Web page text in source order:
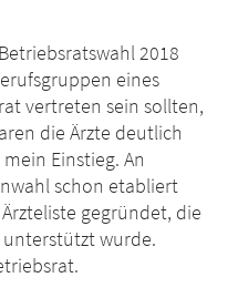
2018
eines
vertreten sein sollten,
die Ärzte deutlich
Einstieg. An
schon etabliert
gegründet, die
wurde.